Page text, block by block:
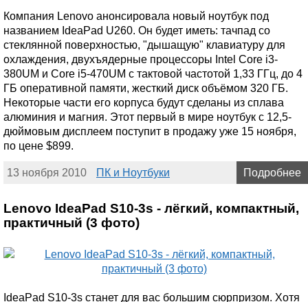
Компания Lenovo анонсировала новый ноутбук под
названием IdeaPad U260. Он будет иметь: тачпад со
стеклянной поверхностью, "дышащую" клавиатуру для
охлаждения, двухъядерные процессоры Intel Core i3-
380UM и Core i5-470UM с тактовой частотой 1,33 ГГц, до 4
ГБ оперативной памяти, жесткий диск объёмом 320 ГБ.
Некоторые части его корпуса будут сделаны из сплава
алюминия и магния. Этот первый в мире ноутбук с 12,5-
дюймовым дисплеем поступит в продажу уже 15 ноября,
по цене $899.
13 ноября 2010 ПК и Ноутбуки Подробнее
Lenovo IdeaPad S10-3s - лёгкий, компактный,
практичный (3 фото)
IdeaPad S10-3s станет для вас большим сюрпризом. Хотя